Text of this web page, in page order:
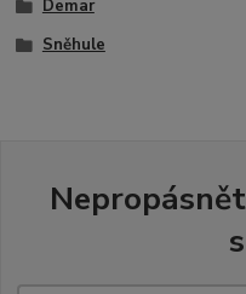
Demar
Sněhule